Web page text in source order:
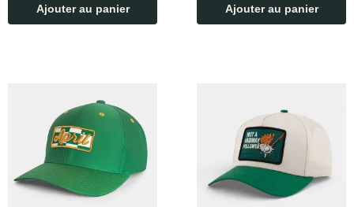
Ajouter au panier Ajouter au panier